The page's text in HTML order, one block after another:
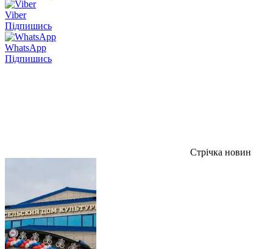
Viber
Підпишись
WhatsApp
Підпишись
Стрічка новин